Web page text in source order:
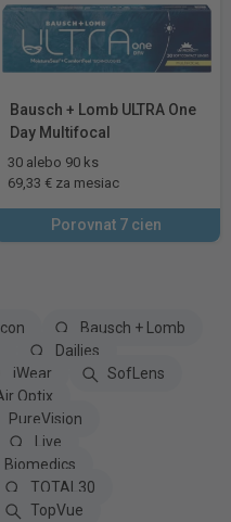
Bausch + Lomb ULTRA One
Day Multifocal
30 alebo 90 ks
69,33 € za mesiac
Porovnat 7 cien
Bausch + Lomb
Dailies
iWear
SofLens
Optix
PureVision
Live
Biomedics
TOTAL30
TopVue